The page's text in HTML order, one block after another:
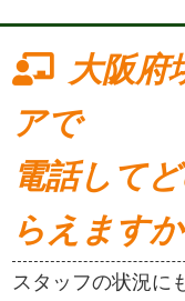
大阪府
アで
電話して
らえます
スタッフの状況に